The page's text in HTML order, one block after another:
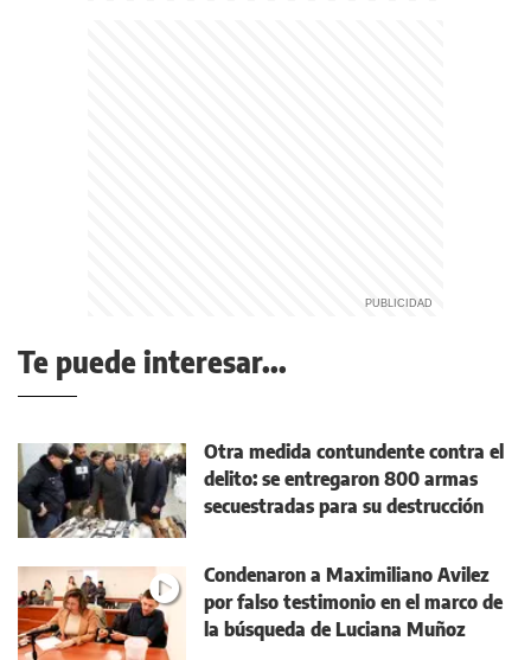
Te puede interesar...
Otra medida contundente contra el
delito: se entregaron 800 armas
secuestradas para su destrucción
Condenaron a Maximiliano Avilez
por falso testimonio en el marco de
la búsqueda de Luciana Muñoz